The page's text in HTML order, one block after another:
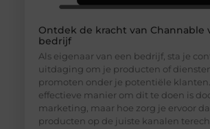
Ontdek de kracht van Channable
bedrijf
Als eigenaar van een bedrijf, sta je
uitdaging om je producten of
promoten onder je potentiële
effectieve manier om dit te doen is
marketing, maar hoe zorg je ervoor
producten op de juiste kanalen